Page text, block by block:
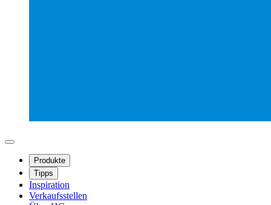
Produkte
Tipps
Inspiration
Verkaufsstellen